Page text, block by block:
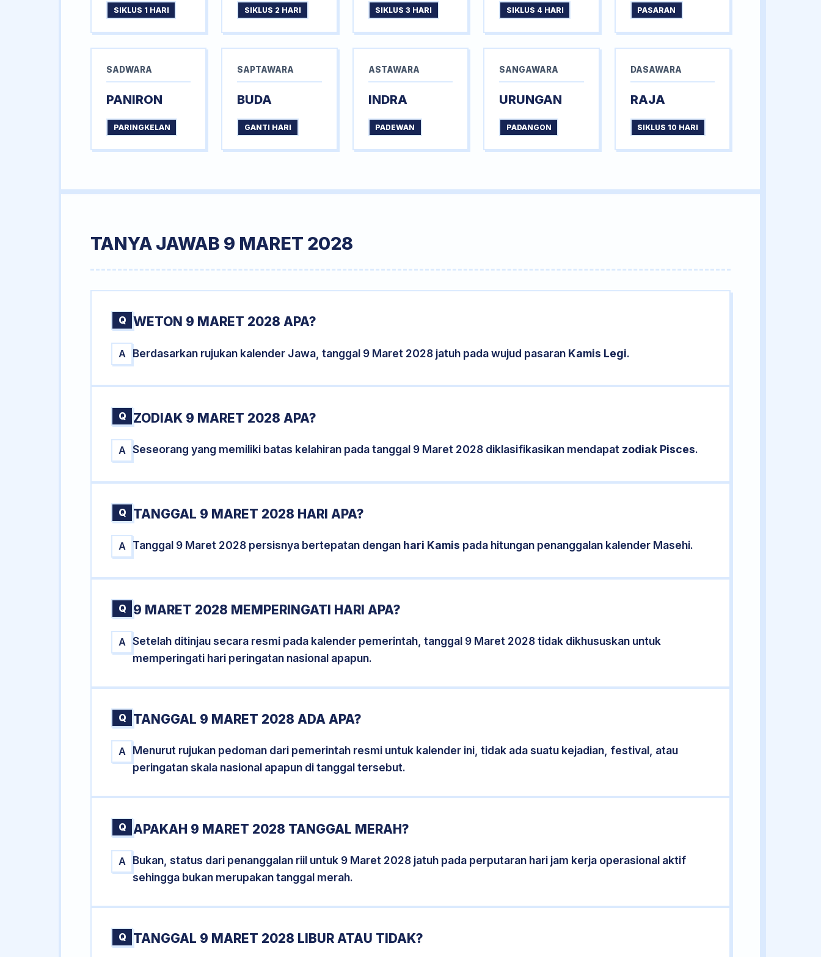
SIKLUS 1 HARI SIKLUS 2 HARI SIKLUS 3 HARI SIKLUS 4 HARI PASARAN
SADWARA
PANIRON
PARINGKELAN
SAPTAWARA
BUDA
GANTI HARI
ASTAWARA
INDRA
PADEWAN
SANGAWARA
URUNGAN
PADANGON
DASAWARA
RAJA
SIKLUS 10 HARI
TANYA JAWAB 9 MARET 2028
Q WETON 9 MARET 2028 APA?
A Berdasarkan rujukan kalender Jawa, tanggal 9 Maret 2028 jatuh pada wujud pasaran Kamis Legi.
Q ZODIAK 9 MARET 2028 APA?
A Seseorang yang memiliki batas kelahiran pada tanggal 9 Maret 2028 diklasifikasikan mendapat zodiak Pisces.
Q TANGGAL 9 MARET 2028 HARI APA?
A Tanggal 9 Maret 2028 persisnya bertepatan dengan hari Kamis pada hitungan penanggalan kalender Masehi.
Q 9 MARET 2028 MEMPERINGATI HARI APA?
A
Setelah ditinjau secara resmi pada kalender pemerintah, tanggal 9 Maret 2028 tidak dikhususkan untuk
memperingati hari peringatan nasional apapun.
Q TANGGAL 9 MARET 2028 ADA APA?
A
Menurut rujukan pedoman dari pemerintah resmi untuk kalender ini, tidak ada suatu kejadian, festival, atau
peringatan skala nasional apapun di tanggal tersebut.
Q APAKAH 9 MARET 2028 TANGGAL MERAH?
A
Bukan, status dari penanggalan riil untuk 9 Maret 2028 jatuh pada perputaran hari jam kerja operasional aktif
sehingga bukan merupakan tanggal merah.
Q TANGGAL 9 MARET 2028 LIBUR ATAU TIDAK?